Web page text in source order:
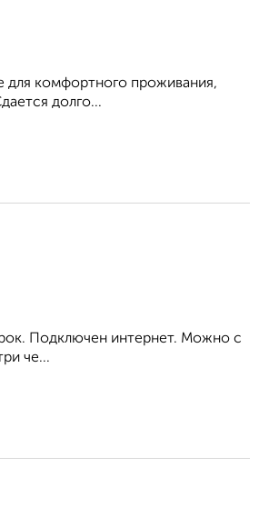
для комфортного проживания,
долго...
Подключен интернет. Можно с
че...